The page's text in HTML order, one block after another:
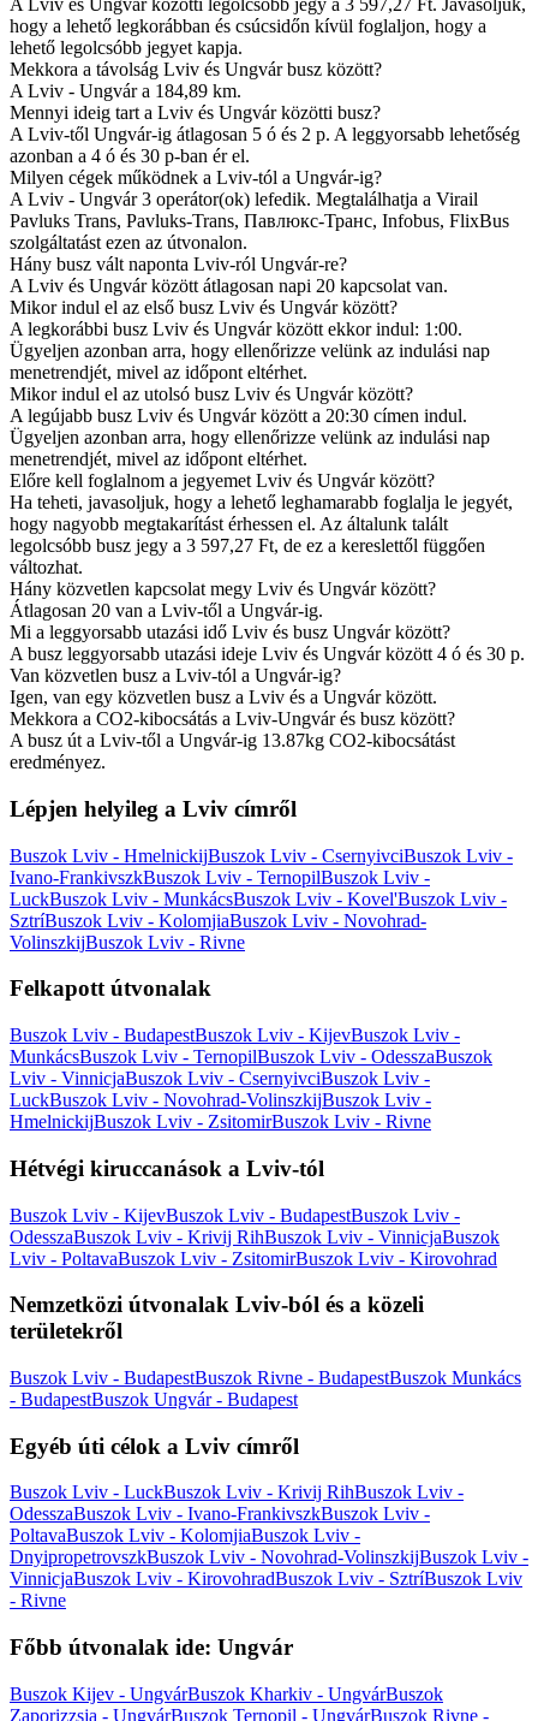
A Lviv és Ungvár közötti legolcsóbb jegy a 3 597,27 Ft. Javasoljuk,
hogy a lehető legkorábban és csúcsidőn kívül foglaljon, hogy a
lehető legolcsóbb jegyet kapja.
Mekkora a távolság Lviv és Ungvár busz között?
A Lviv - Ungvár a 184,89 km.
Mennyi ideig tart a Lviv és Ungvár közötti busz?
A Lviv-től Ungvár-ig átlagosan 5 ó és 2 p. A leggyorsabb lehetőség
azonban a 4 ó és 30 p-ban ér el.
Milyen cégek működnek a Lviv-tól a Ungvár-ig?
A Lviv - Ungvár 3 operátor(ok) lefedik. Megtalálhatja a Virail
Pavluks Trans, Pavluks-Trans, Павлюкс-Транс, Infobus, FlixBus
szolgáltatást ezen az útvonalon.
Hány busz vált naponta Lviv-ról Ungvár-re?
A Lviv és Ungvár között átlagosan napi 20 kapcsolat van.
Mikor indul el az első busz Lviv és Ungvár között?
A legkorábbi busz Lviv és Ungvár között ekkor indul: 1:00.
Ügyeljen azonban arra, hogy ellenőrizze velünk az indulási nap
menetrendjét, mivel az időpont eltérhet.
Mikor indul el az utolsó busz Lviv és Ungvár között?
A legújabb busz Lviv és Ungvár között a 20:30 címen indul.
Ügyeljen azonban arra, hogy ellenőrizze velünk az indulási nap
menetrendjét, mivel az időpont eltérhet.
Előre kell foglalnom a jegyemet Lviv és Ungvár között?
Ha teheti, javasoljuk, hogy a lehető leghamarabb foglalja le jegyét,
hogy nagyobb megtakarítást érhessen el. Az általunk talált
legolcsóbb busz jegy a 3 597,27 Ft, de ez a kereslettől függően
változhat.
Hány közvetlen kapcsolat megy Lviv és Ungvár között?
Átlagosan 20 van a Lviv-től a Ungvár-ig.
Mi a leggyorsabb utazási idő Lviv és busz Ungvár között?
A busz leggyorsabb utazási ideje Lviv és Ungvár között 4 ó és 30 p.
Van közvetlen busz a Lviv-tól a Ungvár-ig?
Igen, van egy közvetlen busz a Lviv és a Ungvár között.
Mekkora a CO2-kibocsátás a Lviv-Ungvár és busz között?
A busz út a Lviv-től a Ungvár-ig 13.87kg CO2-kibocsátást
eredményez.
Lépjen helyileg a Lviv címről
Buszok Lviv - HmelnickijBuszok Lviv - CsernyivciBuszok Lviv -
Ivano-FrankivszkBuszok Lviv - TernopilBuszok Lviv -
LuckBuszok Lviv - MunkácsBuszok Lviv - Kovel'Buszok Lviv -
SztríBuszok Lviv - KolomjiaBuszok Lviv - Novohrad-
VolinszkijBuszok Lviv - Rivne
Felkapott útvonalak
Buszok Lviv - BudapestBuszok Lviv - KijevBuszok Lviv -
MunkácsBuszok Lviv - TernopilBuszok Lviv - OdesszaBuszok
Lviv - VinnicjaBuszok Lviv - CsernyivciBuszok Lviv -
LuckBuszok Lviv - Novohrad-VolinszkijBuszok Lviv -
HmelnickijBuszok Lviv - ZsitomirBuszok Lviv - Rivne
Hétvégi kiruccanások a Lviv-tól
Buszok Lviv - KijevBuszok Lviv - BudapestBuszok Lviv -
OdesszaBuszok Lviv - Krivij RihBuszok Lviv - VinnicjaBuszok
Lviv - PoltavaBuszok Lviv - ZsitomirBuszok Lviv - Kirovohrad
Nemzetközi útvonalak Lviv-ból és a közeli
területekről
Buszok Lviv - BudapestBuszok Rivne - BudapestBuszok Munkács
- BudapestBuszok Ungvár - Budapest
Egyéb úti célok a Lviv címről
Buszok Lviv - LuckBuszok Lviv - Krivij RihBuszok Lviv -
OdesszaBuszok Lviv - Ivano-FrankivszkBuszok Lviv -
PoltavaBuszok Lviv - KolomjiaBuszok Lviv -
DnyipropetrovszkBuszok Lviv - Novohrad-VolinszkijBuszok Lviv -
VinnicjaBuszok Lviv - KirovohradBuszok Lviv - SztríBuszok Lviv
- Rivne
Főbb útvonalak ide: Ungvár
Buszok Kijev - UngvárBuszok Kharkiv - UngvárBuszok
Zaporizzsja - UngvárBuszok Ternopil - UngvárBuszok Rivne -